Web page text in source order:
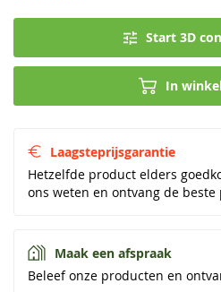
Start 3D
In
Laagsteprijsgarantie
Hetzelfde product elders
ons weten en ontvang de beste
Maak een afspraak
Beleef onze producten en